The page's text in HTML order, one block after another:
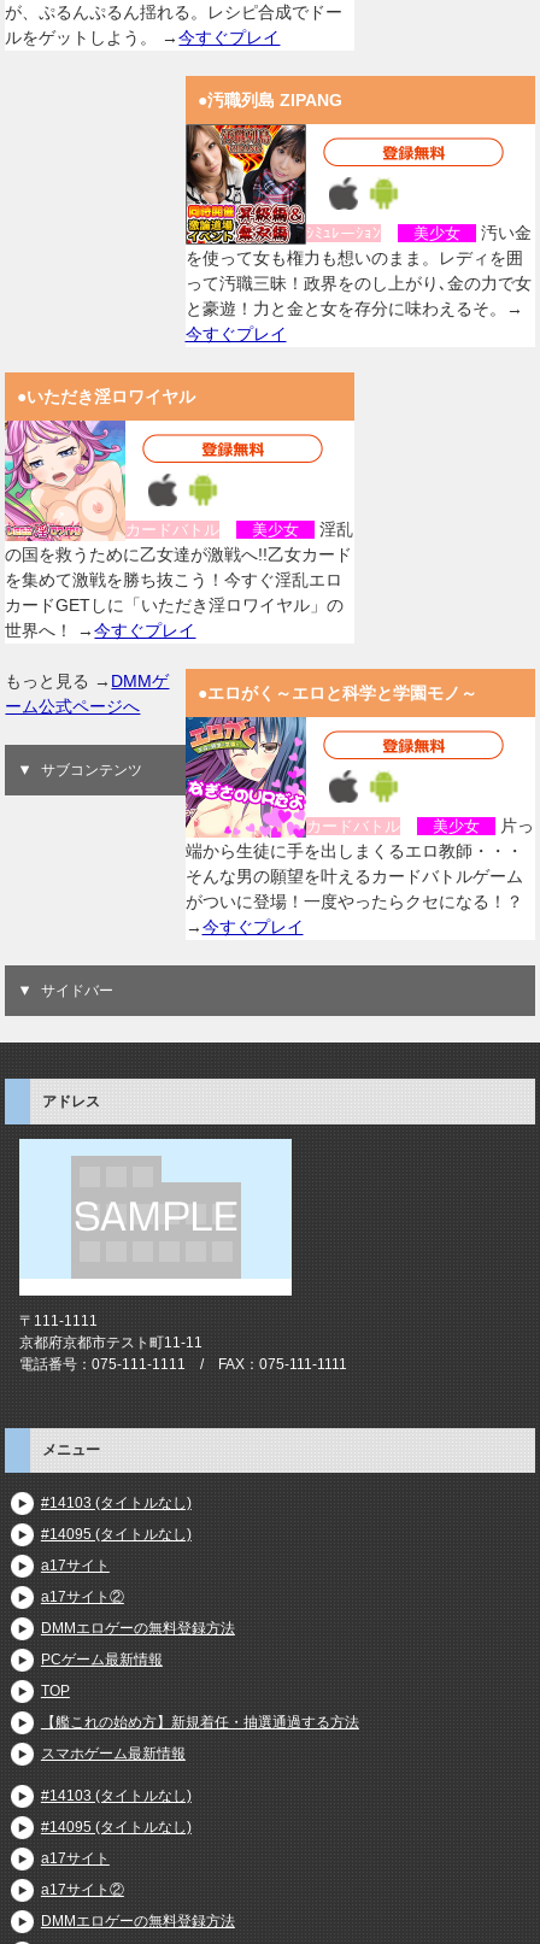
が、ぷるんぷるん揺れる。レシピ合成でドー
ルをゲットしよう。 →今すぐプレイ
●汚職列島 ZIPANG
ｼﾐｭﾚーｼｮﾝ 美少女
汚い金
を使って女も権力も想いのまま。レディを囲
って汚職三昧！政界をのし上がり､金の力で女
と豪遊！力と金と女を存分に味わえるそ。→
今すぐプレイ
●いただき淫ロワイヤル
カードバトル 美少女
淫乱
の国を救うために乙女達が激戦へ!!乙女カード
を集めて激戦を勝ち抜こう！今すぐ淫乱エロ
カードGETしに「いただき淫ロワイヤル」の
世界へ！ →今すぐプレイ
●エロがく～エロと科学と学園モノ～
カードバトル 美少女
片っ
端から生徒に手を出しまくるエロ教師・・・
そんな男の願望を叶えるカードバトルゲーム
がついに登場！一度やったらクセになる！？
→今すぐプレイ
もっと見る → DMMゲ
ーム公式ページへ
サブコンテンツ
サイドバー
アドレス
〒111-1111
京都府京都市テスト町11-11
電話番号：075-111-1111 / FAX：075-111-1111
メニュー
#14103 (タイトルなし)
#14095 (タイトルなし)
a17サイト
a17サイト②
DMMエロゲーの無料登録方法
PCゲーム最新情報
TOP
【艦これの始め方】新規着任・抽選通過する方法
スマホゲーム最新情報
#14103 (タイトルなし)
#14095 (タイトルなし)
a17サイト
a17サイト②
DMMエロゲーの無料登録方法